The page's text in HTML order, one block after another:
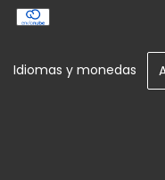
Idiomas y monedas